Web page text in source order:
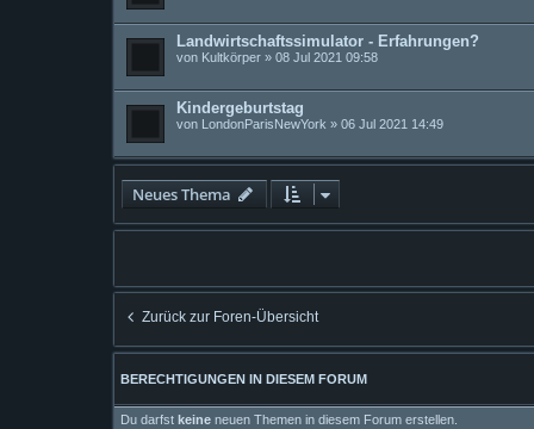
Landwirtschaftssimulator - Erfahrungen?
von Kultkörper » 08 Jul 2021 09:58
Kindergeburtstag
von LondonParisNewYork » 06 Jul 2021 14:49
Neues Thema
Zurück zur Foren-Übersicht
BERECHTIGUNGEN IN DIESEM FORUM
Du darfst keine neuen Themen in diesem Forum erstellen.